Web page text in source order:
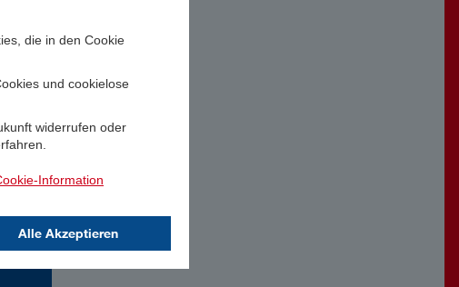
die in den Cookie
und cookielose
widerrufen oder
Information
Alle Akzeptieren